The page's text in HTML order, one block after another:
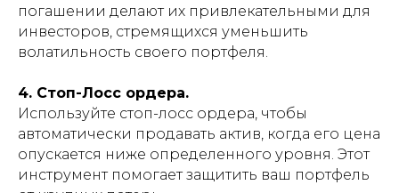
погашении делают их привлекательными для
инвесторов, стремящихся уменьшить
волатильность своего портфеля.
4. Стоп-Лосс ордера.
Используйте стоп-лосс ордера, чтобы
автоматически продавать актив, когда его цена
опускается ниже определенного уровня. Этот
инструмент помогает защитить ваш портфель